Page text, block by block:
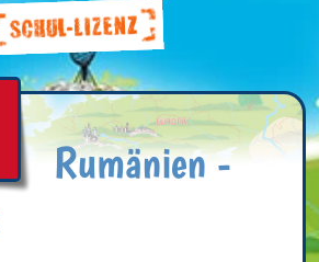
Rumänien -